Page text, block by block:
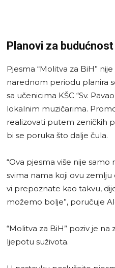
Planovi za budućnost
Pjesma “Molitva za BiH”
narednom periodu planira
sa učenicima KŠC “Sv.
lokalnim muzičarima.
realizovati putem zeničkih
bi se poruka što dalje čula.
“Ova pjesma više nije samo
svima nama koji ovu zemlju
vi prepoznate kao takvu,
možemo bolje”, poručuje
“Molitva za BiH” poziv je
ljepotu suživota.